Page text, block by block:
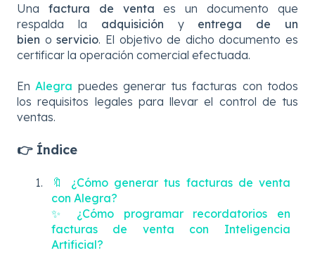
Una factura de venta es un documento que
respalda
la adquisición yentrega de un
bien o servicio. El objetivo de dicho documento es
certificar la operación comercial efectuada.
En Alegra puedes generar tus facturas con todos
los requisitos legales para llevar el control de tus
ventas.
👉 Índice
🔖 ¿Cómo generar tus facturas de venta
con Alegra?
✨ ¿Cómo programar recordatorios en
facturas de venta con Inteligencia
Artificial?